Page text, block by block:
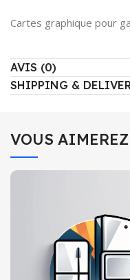
Cartes graphique pour
AVIS (0)
SHIPPING &
VOUS